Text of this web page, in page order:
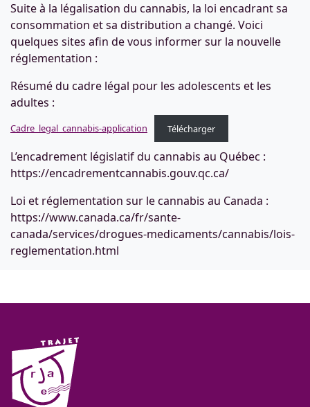
Suite à la légalisation du cannabis, la loi encadrant sa
consommation et sa distribution a changé. Voici
quelques sites afin de vous informer sur la nouvelle
réglementation :
Résumé du cadre légal pour les adolescents et les
adultes :
Cadre_legal_cannabis-application Télécharger
L’encadrement législatif du cannabis au Québec :
https://encadrementcannabis.gouv.qc.ca/
Loi et réglementation sur le cannabis au Canada :
https://www.canada.ca/fr/sante-
canada/services/drogues-medicaments/cannabis/lois-
reglementation.html